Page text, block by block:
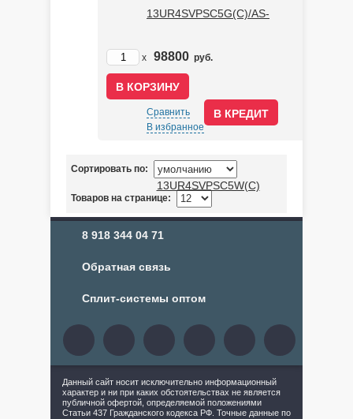
x 98800 руб.
В КРЕДИТ
Сравнить
В избранное
Сортировать по:
Товаров на странице:
8 918 344 04 71
Обратная связь
Сплит-системы оптом
Данный сайт носит исключительно информационный
характер и ни при каких обстоятельствах не является
публичной офертой, определяемой положениями
Статьи 437 Гражданского кодекса РФ. Точные данные по